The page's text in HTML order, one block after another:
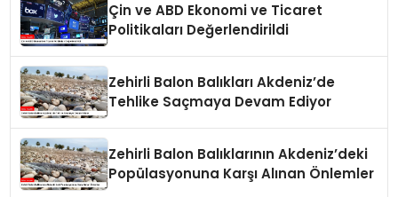
Çin ve ABD Ekonomi ve Ticaret
Politikaları Değerlendirildi
Zehirli Balon Balıkları Akdeniz’de
Tehlike Saçmaya Devam Ediyor
Zehirli Balon Balıklarının Akdeniz’deki
Popülasyonuna Karşı Alınan Önlemler